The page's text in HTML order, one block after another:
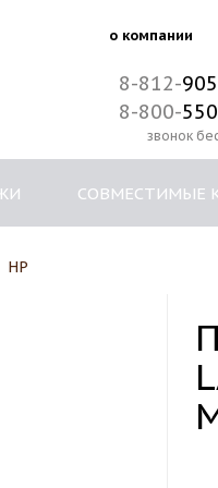
о компании
8-812-
8-800-
звонок
СОВМЕСТИМЫЕ
HP